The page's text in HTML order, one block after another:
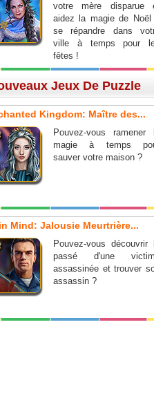
votre mère disparue
aidez la magie de Noël
se répandre dans
ville à temps pour
fêtes !
Jeux De Puzzle
Kingdom: Maître des...
Pouvez-vous ramener
magie à temps
sauver votre maison ?
Mind: Jalousie Meurtrière...
Pouvez-vous découvrir
passé d'une
assassinée et trouver
assassin ?